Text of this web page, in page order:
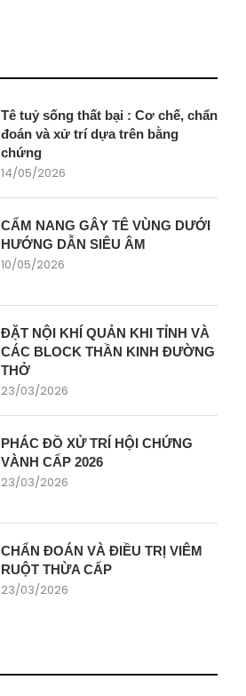
Tê tuỷ sống thất bại : Cơ chế, chẩn
đoán và xử trí dựa trên bằng
chứng
14/05/2026
CẨM NANG GÂY TÊ VÙNG DƯỚI
HƯỚNG DẪN SIÊU ÂM
10/05/2026
ĐẶT NỘI KHÍ QUẢN KHI TỈNH VÀ
CÁC BLOCK THẦN KINH ĐƯỜNG
THỞ
23/03/2026
PHÁC ĐỒ XỬ TRÍ HỘI CHỨNG
VÀNH CẤP 2026
23/03/2026
CHẨN ĐOÁN VÀ ĐIỀU TRỊ VIÊM
RUỘT THỪA CẤP
23/03/2026